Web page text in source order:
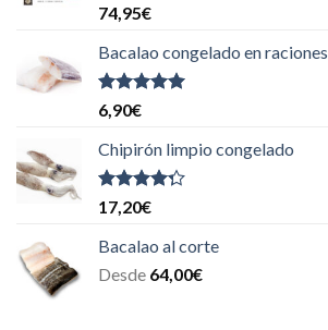
Valorado
con
5
74,95€
Bacalao congelado en raciones
Valorado
con
5
6,90€
Chipirón limpio congelado
Valorado
con
de 5
17,20€
Bacalao al corte
Desde 64,00€